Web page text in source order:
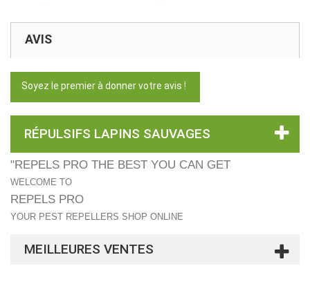
AVIS
Soyez le premier à donner votre avis !
RÉPULSIFS LAPINS SAUVAGES
"REPELS PRO THE BEST YOU CAN GET
WELCOME TO
REPELS PRO
YOUR PEST REPELLERS SHOP ONLINE
MEILLEURES VENTES